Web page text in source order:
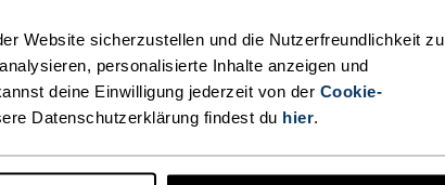
Website sicherzustellen und die Nutzerfreundlichkeit zu
personalisierte Inhalte anzeigen und
deine Einwilligung jederzeit von der Cookie-
Datenschutzerklärung findest du hier.
MACHEN